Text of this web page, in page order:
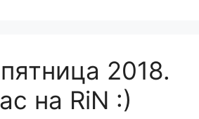
2018.
на RiN :)